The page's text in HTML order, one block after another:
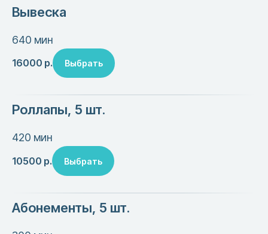
Вывеска
640 мин
16000 р. Выбрать
Роллапы, 5 шт.
420 мин
10500 р. Выбрать
Абонементы, 5 шт.